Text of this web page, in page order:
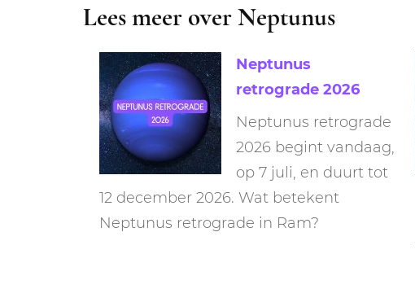
Lees meer over Neptunus
Neptunus
retrograde 2026
Neptunus retrograde
2026 begint vandaag,
op 7 juli, en duurt tot
12 december 2026. Wat betekent
Neptunus retrograde in Ram?